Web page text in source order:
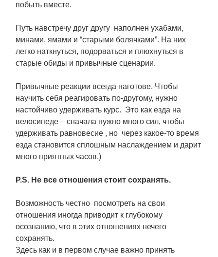
побыть вместе.
Путь навстречу друг другу наполнен ухабами,
минами, ямами и “старыми болячками”. На них
легко наткнуться, подорваться и плюхнуться в
старые обиды и привычные сценарии.
Привычные реакции всегда наготове. Чтобы
научить себя реагировать по-другому, нужно
настойчиво удерживать курс. Это как езда на
велосипеде – сначала нужно много сил, чтобы
удерживать равновесие , но через какое-то время
езда становится сплошным наслаждением и дарит
много приятных часов.)
P.S. Не все отношения стоит сохранять.
Возможность честно посмотреть на свои
отношения иногда приводит к глубокому
осознанию, что в этих отношениях нечего
сохранять.
Здесь как и в первом случае важно принять